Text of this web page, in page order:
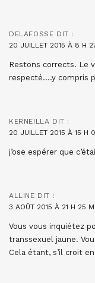
DELAFOSSE DIT :
20 JUILLET 2015 À 8 H
Restons corrects. Le
respecté….y compris
KERNEILLA DIT :
20 JUILLET 2015 À 15 H
j’ose espérer que
ALLINE DIT :
3 AOÛT 2015 À 21 H 25
Vous vous inquiétez
transsexuel jaune.
Cela étant, s’il croit